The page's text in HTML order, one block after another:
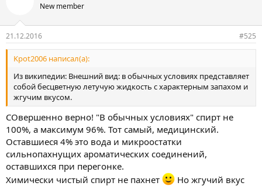
New member
21.12.2016 #525
Kpot2006 написал(а):
Из википедии: Внешний вид: в обычных условиях представляет
собой бесцветную летучую жидкость с характерным запахом и
жгучим вкусом.
СОвершенно верно! "В обычных условиях" спирт не
100%, а максимум 96%. Тот самый, медицинский.
Оставшиеся 4% это вода и микроостатки
сильнопахнущих ароматических соединений,
оставшихся при перегонке.
Химически чистый спирт не пахнет
Но жгучий вкус